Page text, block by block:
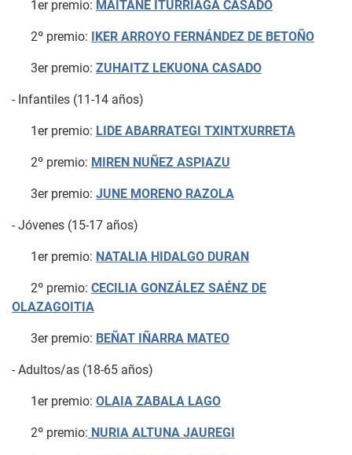
1er premio: MAITANE ITURRIAGA CASADO
2º premio: IKER ARROYO FERNÁNDEZ DE BETOÑO
3er premio: ZUHAITZ LEKUONA CASADO
- Infantiles (11-14 años)
1er premio: LIDE ABARRATEGI TXINTXURRETA
2º premio: MIREN NUÑEZ ASPIAZU
3er premio: JUNE MORENO RAZOLA
- Jóvenes (15-17 años)
1er premio: NATALIA HIDALGO DURAN
2º premio: CECILIA GONZÁLEZ SAÉNZ DE
OLAZAGOITIA
3er premio: BEÑAT IÑARRA MATEO
- Adultos/as (18-65 años)
1er premio: OLAIA ZABALA LAGO
2º premio: NURIA ALTUNA JAUREGI